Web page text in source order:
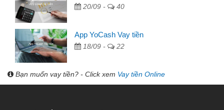
20/09 - 40
App YoCash Vay tiền
18/09 - 22
Bạn muốn vay tiền? - Click xem Vay tiền Online